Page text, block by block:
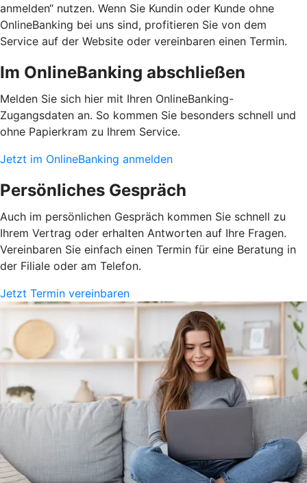
anmelden“ nutzen. Wenn Sie Kundin oder Kunde ohne
OnlineBanking bei uns sind, profitieren Sie von dem
Service auf der Website oder vereinbaren einen Termin.
Im OnlineBanking abschließen
Melden Sie sich hier mit Ihren OnlineBanking-
Zugangsdaten an. So kommen Sie besonders schnell und
ohne Papierkram zu Ihrem Service.
Jetzt im OnlineBanking anmelden
Persönliches Gespräch
Auch im persönlichen Gespräch kommen Sie schnell zu
Ihrem Vertrag oder erhalten Antworten auf Ihre Fragen.
Vereinbaren Sie einfach einen Termin für eine Beratung in
der Filiale oder am Telefon.
Jetzt Termin vereinbaren